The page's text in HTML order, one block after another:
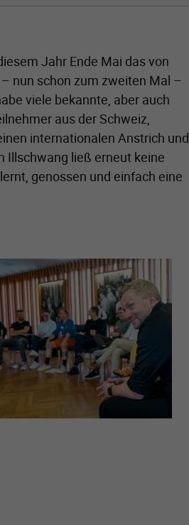
Jahr Ende Mai das von
nun schon zum zweiten Mal –
viele bekannte, aber auch
aus der Schweiz,
internationalen Anstrich und
Illschwang ließ erneut keine
genossen und einfach eine
Version von: